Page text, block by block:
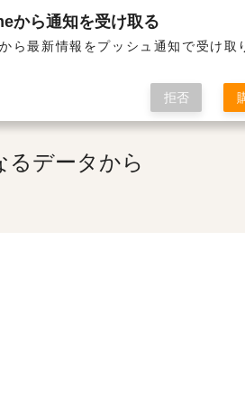
から
るデータから
から通知を受け取る
ら最新情報をプッシュ通知で受け取
拒否